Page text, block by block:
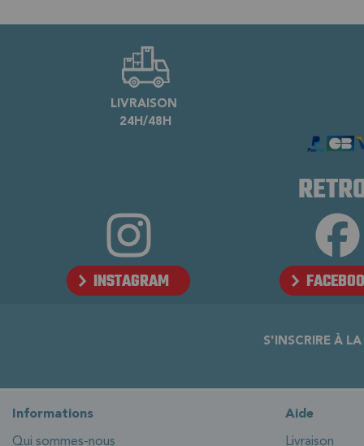
LIVRAISON
24H/48H
INSTAGRAM
S'INSCRIRE À
Informations
Qui sommes-nous
Aide
Livraison